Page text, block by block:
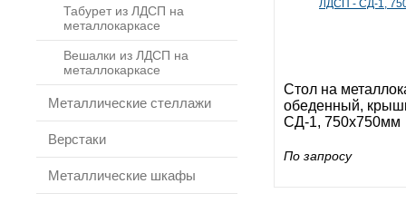
Табурет из ЛДСП на
металлокаркасе
Вешалки из ЛДСП на
металлокаркасе
Металлические стеллажи
Верстаки
Металлические шкафы
Стол на
обеденный,
СД-1, 750х750мм
По запросу